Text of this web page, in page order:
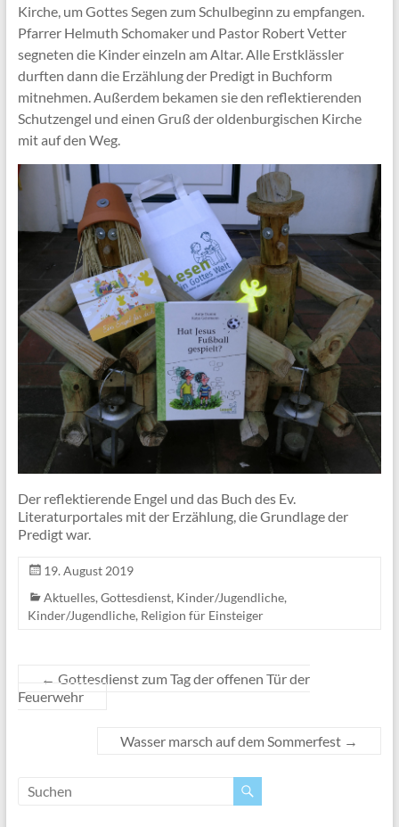
Kirche, um Gottes Segen zum Schulbeginn zu empfangen.
Pfarrer Helmuth Schomaker und Pastor Robert Vetter
segneten die Kinder einzeln am Altar. Alle Erstklässler
durften dann die Erzählung der Predigt in Buchform
mitnehmen. Außerdem bekamen sie den reflektierenden
Schutzengel und einen Gruß der oldenburgischen Kirche
mit auf den Weg.
Der reflektierende Engel und das Buch des Ev.
Literaturportales mit der Erzählung, die Grundlage der
Predigt war.
19. August 2019
Aktuelles, Gottesdienst, Kinder/Jugendliche,
Kinder/Jugendliche, Religion für Einsteiger
← Gottesdienst zum Tag der offenen Tür der
Feuerwehr
Wasser marsch auf dem Sommerfest →